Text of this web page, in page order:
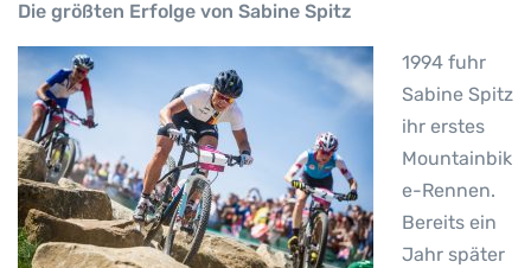
Die größten Erfolge von Sabine Spitz
1994 fuhr
Sabine Spitz
ihr erstes
Mountainbik
e-Rennen.
Bereits ein
Jahr später